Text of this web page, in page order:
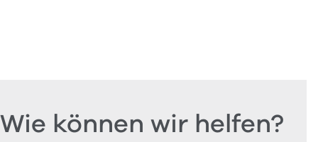
Wie können wir helfen?